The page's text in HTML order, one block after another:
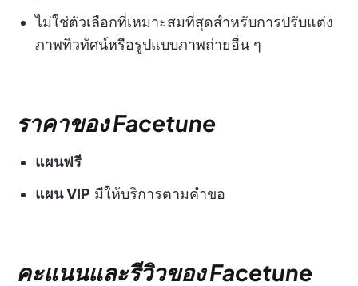
ไม่ใช่ตัวเลือกที่เหมาะสมที่สุดสำหรับการปรับแต่ง
ภาพทิวทัศน์หรือรูปแบบภาพถ่ายอื่น ๆ
ราคาของ Facetune
แผนฟรี
แผน VIP มีให้บริการตามคำขอ
คะแนนและรีวิวของ Facetune